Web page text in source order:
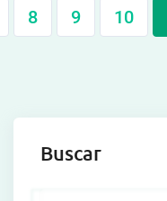
8 9 10
Buscar